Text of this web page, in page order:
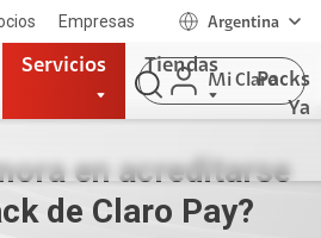
Empresas Argentina
Servicios Tiendas
Packs
Ya
Mi Claro
en acreditarse
de Claro Pay?